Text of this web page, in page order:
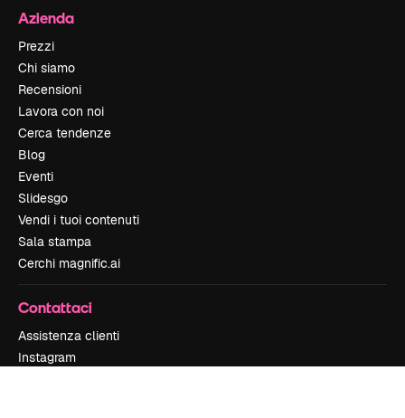
Azienda
Prezzi
Chi siamo
Recensioni
Lavora con noi
Cerca tendenze
Blog
Eventi
Slidesgo
Vendi i tuoi contenuti
Sala stampa
Cerchi magnific.ai
Contattaci
Assistenza clienti
Instagram